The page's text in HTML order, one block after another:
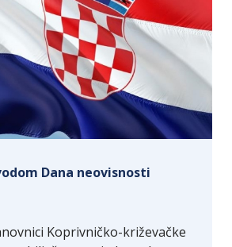
Dana neovisnosti
Koprivničko-križevačke